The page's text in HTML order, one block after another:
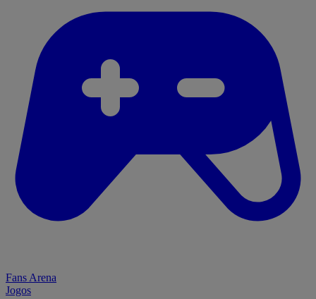
Fans Arena
Jogos